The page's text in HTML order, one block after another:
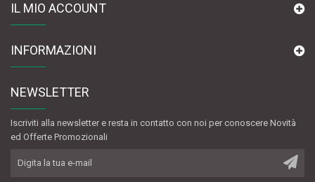
IL MIO ACCOUNT
INFORMAZIONI
NEWSLETTER
Iscriviti alla newsletter e resta in contatto con noi per conoscere Novità
ed Offerte Promozionali